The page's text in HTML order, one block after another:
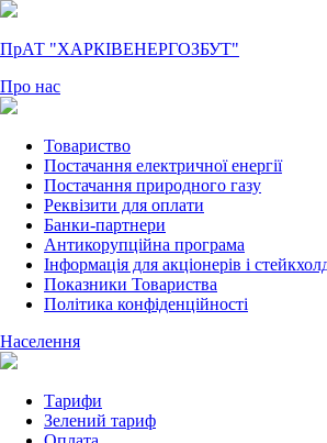
ПрАТ "ХАРКІВЕНЕРГОЗБУТ"
Про нас
Товариство
Постачання електричної енергії
Постачання природного газу
Реквізити для оплати
Банки-партнери
Антикорупційна програма
Інформація для акціонерів і
Показники Товариства
Політика конфіденційності
Населення
Тарифи
Зелений тариф